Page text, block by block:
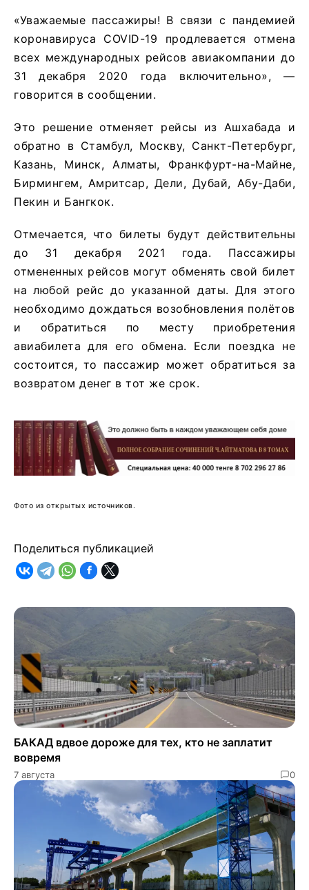
«Уважаемые пассажиры! В связи с пандемией
коронавируса COVID-19 продлевается отмена
всех международных рейсов авиакомпании до
31 декабря 2020 года включительно», —
говорится в сообщении.
Это решение отменяет рейсы из Ашхабада и
обратно в Стамбул, Москву, Санкт-Петербург,
Казань, Минск, Алматы, Франкфурт-на-Майне,
Бирмингем, Амритсар, Дели, Дубай, Абу-Даби,
Пекин и Бангкок.
Отмечается, что билеты будут действительны
до 31 декабря 2021 года. Пассажиры
отмененных рейсов могут обменять свой билет
на любой рейс до указанной даты. Для этого
необходимо дождаться возобновления полётов
и обратиться по месту приобретения
авиабилета для его обмена. Если поездка не
состоится, то пассажир может обратиться за
возвратом денег в тот же срок.
Фото из открытых источников.
Поделиться публикацией
БАКАД вдвое дороже для тех, кто не заплатит
вовремя
7 августа 0